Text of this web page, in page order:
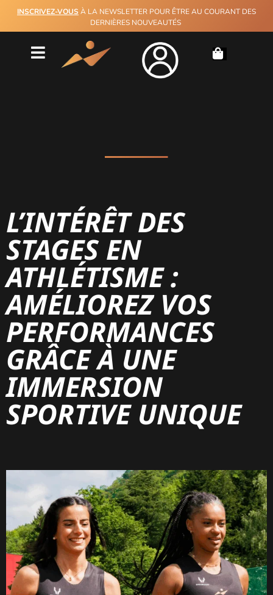
INSCRIVEZ-VOUS À LA NEWSLETTER POUR ÊTRE AU COURANT DES
DERNIÈRES NOUVEAUTÉS
L’INTÉRÊT DES
STAGES EN
ATHLÉTISME :
AMÉLIOREZ VOS
PERFORMANCES
GRÂCE À UNE
IMMERSION
SPORTIVE UNIQUE